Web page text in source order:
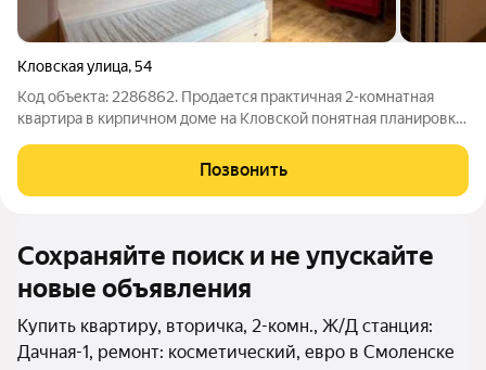
Кловская улица,54
Код объекта: 2286862. Продается практичная 2-комнатная
квартира в кирпичном доме на Кловской понятная планировка,
эксплуатационные расходы. Отличный вариант, если хочется
привести пространство в
Позвонить
Сохраняйте поиск и не упускайте
новые объявления
Купить квартиру, вторичка, 2-комн., Ж/Д станция:
Дачная-1, ремонт: косметический, евро в Смоленске